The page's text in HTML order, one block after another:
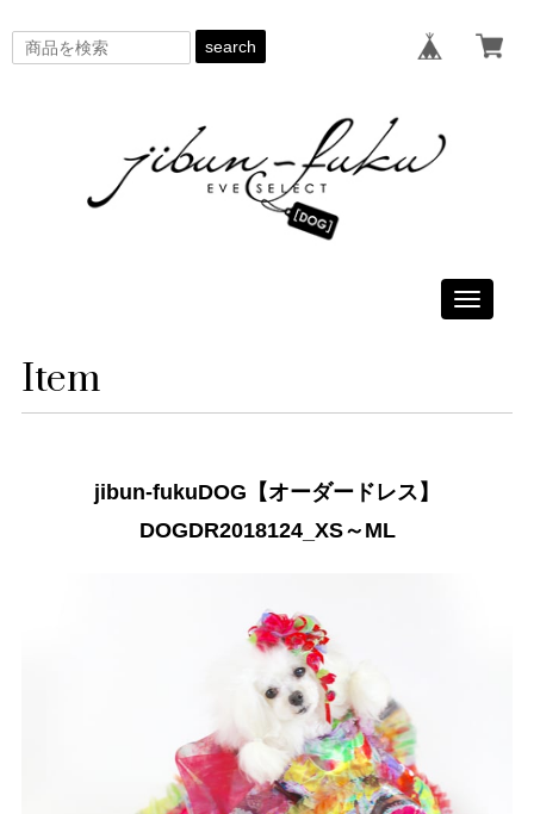
search
Toggle
Item
jibun-fukuDOG【オーダードレス】
DOGDR2018124_XS～ML